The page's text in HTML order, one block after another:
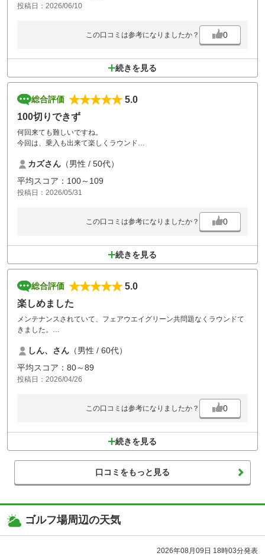
投稿日：2026/06/10
この口コミは参考になりましたか？ 0
続きを見る
総合評価
5.0
100切りできず
何回来ても難しいですね。
今回は、乗入も出来て楽しくラウンド
また、行きます!
カズさん （男性 / 50代）
平均スコア：100～109
投稿日：2026/05/31
この口コミは参考になりましたか？ 0
続きを見る
総合評価
5.0
楽しめました
メンテナンスされていて、フェアウエイグリーン共問題なくラウンドて
きました。
値段が昔に比べると少し割高になつていましたが、仕方ない
しん、さん （男性 / 60代）
平均スコア：80～89
投稿日：2026/04/26
この口コミは参考になりましたか？ 0
続きを見る
口コミをもっと見る
ゴルフ場周辺の天気
2026年08月09日 18時03分発表